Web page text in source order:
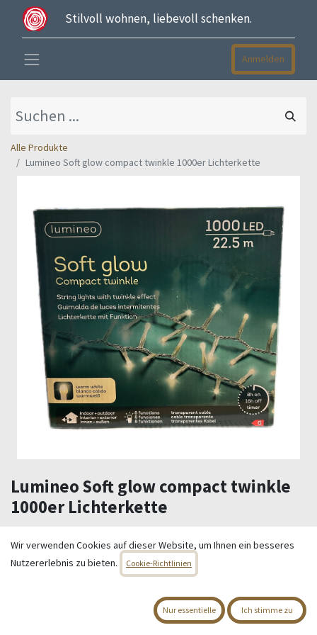
Stilvoll wohnen, liebevoll schenken.
Anmelden
Alle Produkte
Lumineo Soft glow compact twinkle 1000er Lichterkette
Lumineo Soft glow compact twinkle
1000er Lichterkette
1000 LED´s
22,5m
zzgl. Versandkosten
Wir verwenden Cookies auf dieser Website, um Ihnen ein besseres
Nutzererlebnis zu bieten.
Cookie-Richtlinien
Nur essentielle Ich stimme zu